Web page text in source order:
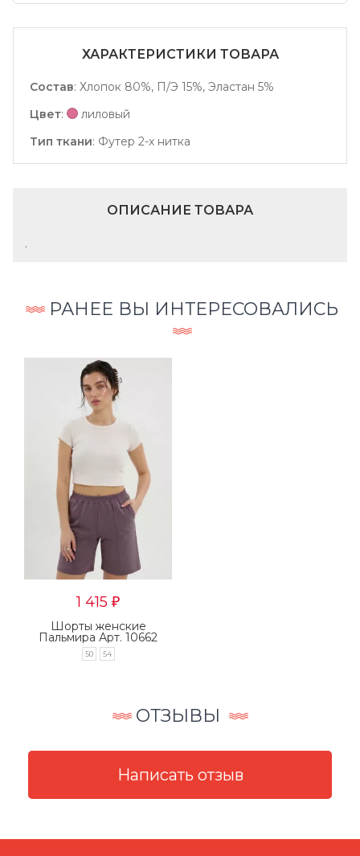
ХАРАКТЕРИСТИКИ ТОВАРА
Состав: Хлопок 80%, П/Э 15%, Эластан 5%
Цвет:
лиловый
Тип ткани: Футер 2-х нитка
ОПИСАНИЕ ТОВАРА
.
РАНЕЕ ВЫ ИНТЕРЕСОВАЛИСЬ
1 415 ₽
Шорты женские
Пальмира Арт. 10662
50 54
ОТЗЫВЫ